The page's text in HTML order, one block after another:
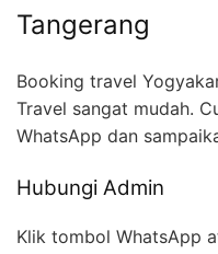
Tangerang
Booking travel
Travel sangat mudah.
WhatsApp dan
Hubungi Admin
Klik tombol WhatsApp